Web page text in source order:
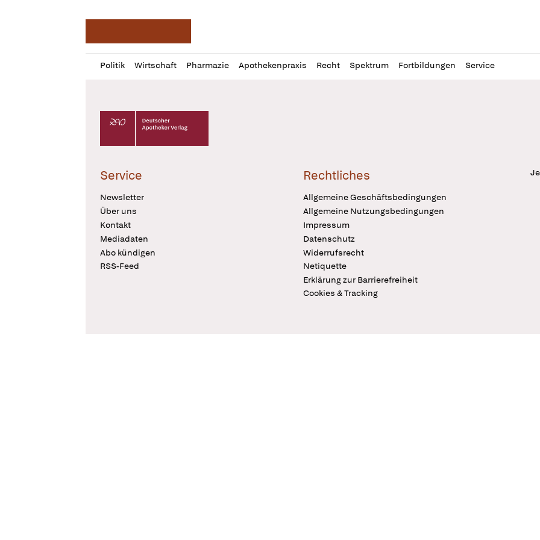
Politik Wirtschaft Pharmazie Apothekenpraxis Recht Spektrum Fortbildungen Service
Profil
öffnen
Daz
Pur
Deutscher Apotheker Verlag Logo
Service
Newsletter
Über uns
Kontakt
Mediadaten
Abo kündigen
RSS-Feed
Rechtliches
Allgemeine Geschäftsbedingungen
Allgemeine Nutzungsbedingungen
Impressum
Datenschutz
Widerrufsrecht
Netiquette
Erklärung zur Barrierefreiheit
Cookies & Tracking